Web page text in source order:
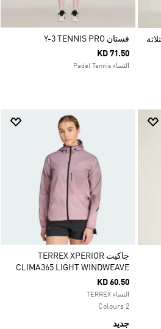
فستان Y-3 TENNIS PRO
KD 71.50
النساء Padel Tennis
جاكيت TERREX XPERIOR
CLIMA365 LIGHT WINDWEAVE
KD 60.50
النساء TERREX
2 Colours
جديد